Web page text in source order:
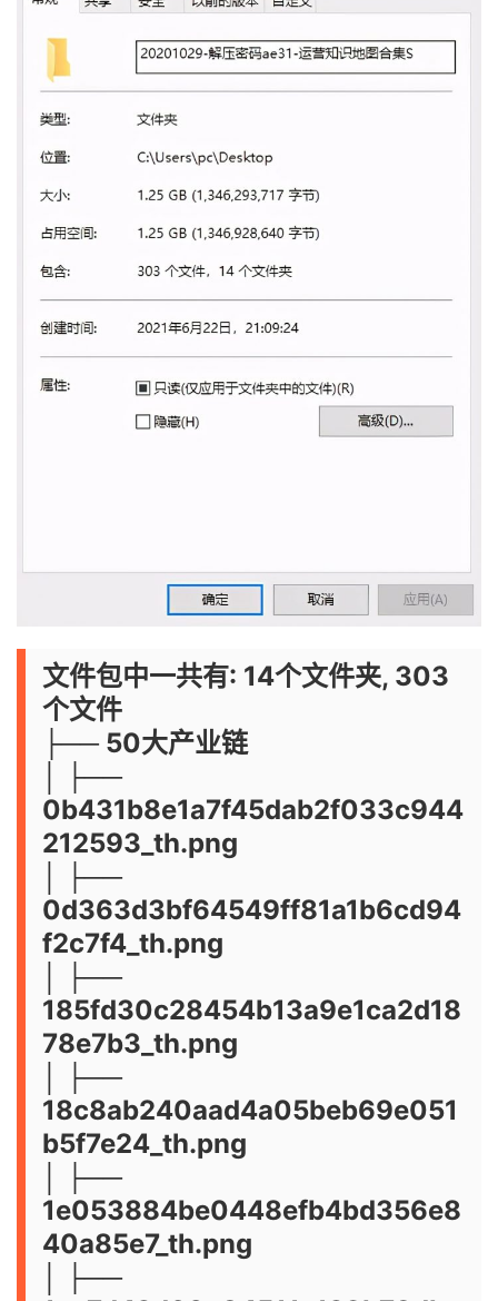
文件包中一共有: 14个文件夹, 303
个文件
├── 50大产业链
│ ├──
0b431b8e1a7f45dab2f033c944
212593_th.png
│ ├──
0d363d3bf64549ff81a1b6cd94
f2c7f4_th.png
│ ├──
185fd30c28454b13a9e1ca2d18
78e7b3_th.png
│ ├──
18c8ab240aad4a05beb69e051
b5f7e24_th.png
│ ├──
1e053884be0448efb4bd356e8
40a85e7_th.png
│ ├──